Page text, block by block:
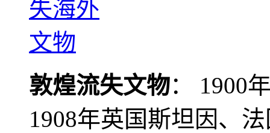
敦煌流失文物： 1900
1908年英国斯坦因、